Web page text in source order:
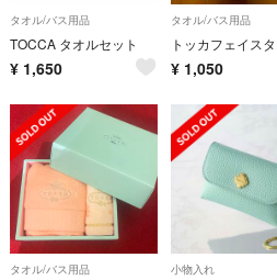
タオル/バス用品
TOCCA タオルセット
¥ 1,650
タオル/バス用品
トッカフェイス
¥ 1,050
タオル/バス用品 小物入れ